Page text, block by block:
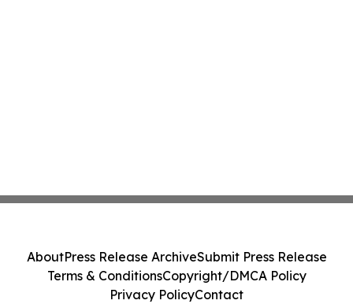
AboutPress Release ArchiveSubmit Press Release
Terms & ConditionsCopyright/DMCA Policy
Privacy PolicyContact